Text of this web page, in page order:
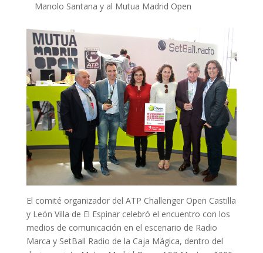
Manolo Santana y al Mutua Madrid Open
El comité organizador del ATP Challenger Open Castilla
y León Villa de El Espinar celebró el encuentro con los
medios de comunicación en el escenario de Radio
Marca y SetBall Radio de la Caja Mágica, dentro del